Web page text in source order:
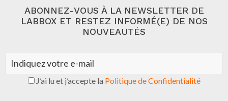
ABONNEZ-VOUS À LA NEWSLETTER DE
LABBOX ET RESTEZ INFORMÉ(E) DE NOS
NOUVEAUTÉS
J’ai lu et j’accepte la Politique de Confidentialité